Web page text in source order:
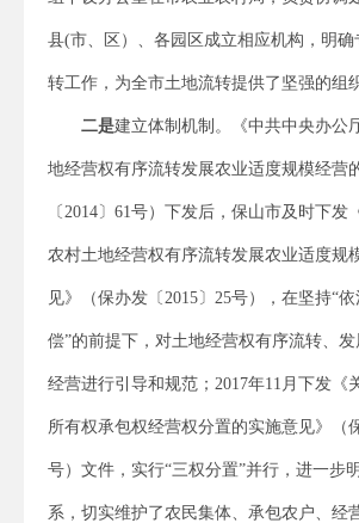
县(市、区）、各园区成立相应机构，明
转工作，为全市土地流转提供了坚强的组
二是建立体制机制。《中共中央办公
地经营权有序流转发展农业适度规模经营
〔2014〕61号）下发后，保山市及时下发
农村土地经营权有序流转发展农业适度规
见》（保办发〔2015〕25号），在坚持“
偿”的前提下，对土地经营权有序流转、
经营进行引导和规范；2017年11月下发《
所有权承包权经营权分置的实施意见》（
号）文件，实行“三权分置”并行，进一步
系，切实维护了农民集体、承包农户、经